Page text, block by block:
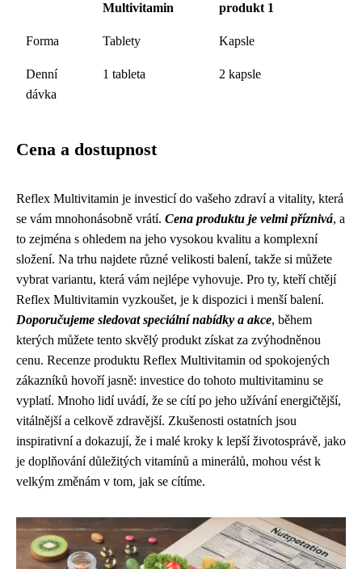
Multivitamin
produkt 1
Forma Tablety Kapsle
Denní
dávka
1 tableta 2 kapsle
Cena a dostupnost
Reflex Multivitamin je investicí do vašeho zdraví a vitality, která
se vám mnohonásobně vrátí. Cena produktu je velmi příznivá, a
to zejména s ohledem na jeho vysokou kvalitu a komplexní
složení. Na trhu najdete různé velikosti balení, takže si můžete
vybrat variantu, která vám nejlépe vyhovuje. Pro ty, kteří chtějí
Reflex Multivitamin vyzkoušet, je k dispozici i menší balení.
Doporučujeme sledovat speciální nabídky a akce, během
kterých můžete tento skvělý produkt získat za zvýhodněnou
cenu. Recenze produktu Reflex Multivitamin od spokojených
zákazníků hovoří jasně: investice do tohoto multivitaminu se
vyplatí. Mnoho lidí uvádí, že se cítí po jeho užívání energičtější,
vitálnější a celkově zdravější. Zkušenosti ostatních jsou
inspirativní a dokazují, že i malé kroky k lepší životosprávě, jako
je doplňování důležitých vitamínů a minerálů, mohou vést k
velkým změnám v tom, jak se cítíme.